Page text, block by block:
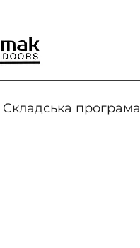
Cкладська програма